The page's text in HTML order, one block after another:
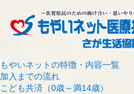
もやいネットの特徴・内容一覧
加入までの流れ
こども共済（0歳～満14歳）